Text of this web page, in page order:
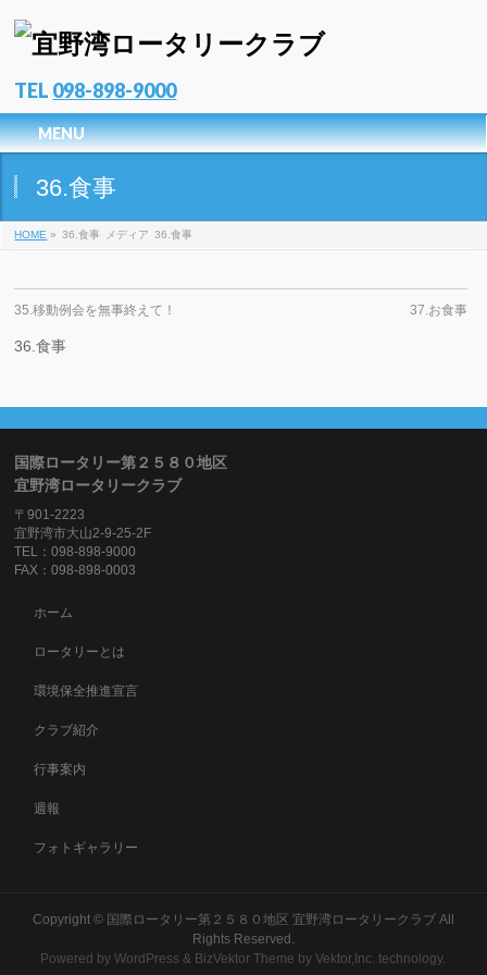
TEL 098-898-9000
MENU
36.食事
HOME » 36.食事 メディア 36.食事
35.移動例会を無事終えて！ 37.お食事
36.食事
国際ロータリー第２５８０地区
宜野湾ロータリークラブ
〒901-2223
宜野湾市大山2-9-25-2F
TEL：098-898-9000
FAX：098-898-0003
ホーム
ロータリーとは
環境保全推進宣言
クラブ紹介
行事案内
週報
フォトギャラリー
Copyright © 国際ロータリー第２５８０地区 宜野湾ロータリークラブ All
Rights Reserved.
Powered byWordPress & BizVektor Theme byVektor,Inc. technology.